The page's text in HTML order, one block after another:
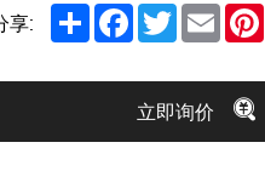
享: Share FacebookTwitterEmail
立即询价